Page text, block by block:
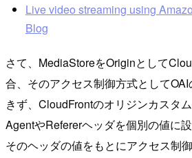
Live video streaming using
Blog
さて、MediaStoreをOriginとして
合、そのアクセス制御方式として
きず、CloudFrontのオリジンカスタ
AgentやRefererヘッダを個別の値に
そのヘッダの値をもとにアクセス制